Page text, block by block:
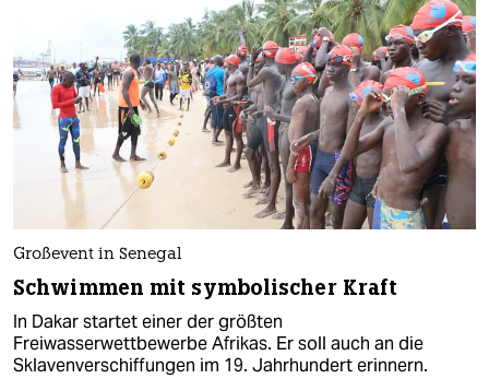
Großevent in Senegal
Schwimmen mit symbolischer Kraft
In Dakar startet einer der größten
Freiwasserwettbewerbe Afrikas. Er soll auch an die
Sklavenverschiffungen im 19. Jahrhundert erinnern.